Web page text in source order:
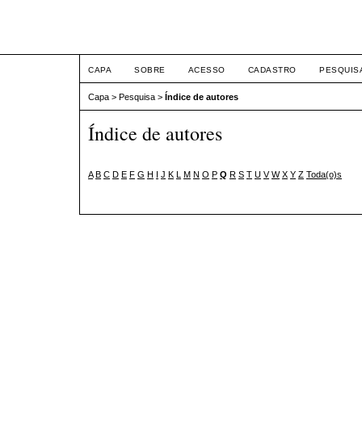
CAPA SOBRE ACESSO CADASTRO
Capa > Pesquisa > Índice de autores
Índice de autores
A B C D E F G H I J K L M N O P Q R S T U V W X Y Z Toda(o)s